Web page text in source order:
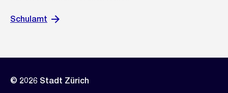
Schulamt
© 2026 Stadt Zürich